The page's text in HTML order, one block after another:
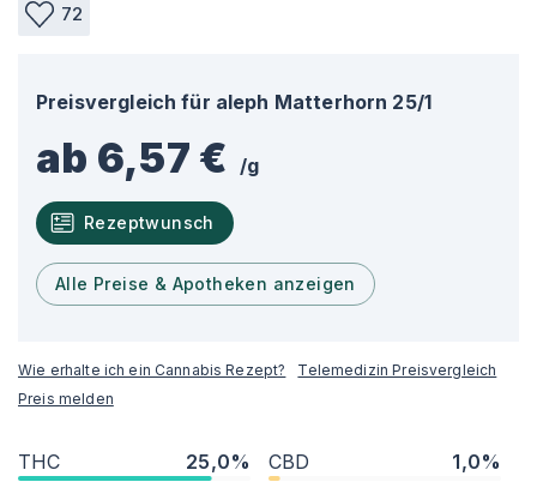
72
Preisvergleich für aleph Matterhorn 25/1
ab 6,57 € /g
Rezeptwunsch
Alle Preise & Apotheken anzeigen
Wie erhalte ich ein Cannabis Rezept?
Telemedizin Preisvergleich
Preis melden
THC 25,0% CBD 1,0%